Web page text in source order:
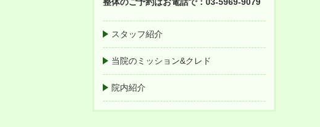
整体のご予約はお電話で：03-5969-9079
スタッフ紹介
当院のミッション&クレド
院内紹介